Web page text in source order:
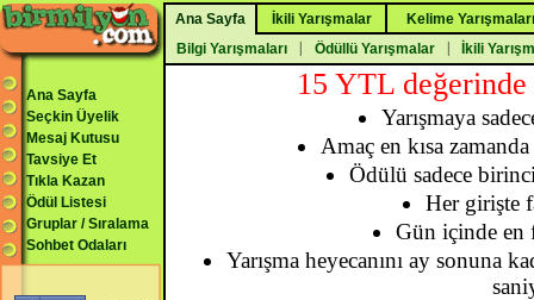
Ana Sayfa İkili Yarışmalar
Kelime Yarışmaları
Bilgi Yarışmaları
Ödüllü Yarışmalar İkili
Ana Sayfa
Seçkin Üyelik
Mesaj Kutusu
Tavsiye Et
Tıkla Kazan
Ödül Listesi
Gruplar / Sıralama
Sohbet Odaları
15 YTL
Yarışmaya
Amaç en kısa
Ödülü sadece
Her girişte
Gün içinde en
Yarışma heyecanını ay sonuna